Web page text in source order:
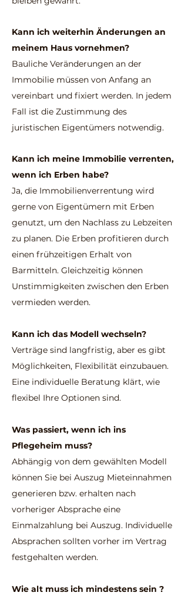
Kann ich weiterhin Änderungen an
meinem Haus vornehmen?
Bauliche Veränderungen an der
Immobilie müssen von Anfang an
vereinbart und fixiert werden. In jedem
Fall ist die Zustimmung des
juristischen Eigentümers notwendig.
Kann ich meine Immobilie verrenten,
wenn ich Erben habe?
Ja, die Immobilienverrentung wird
gerne von Eigentümern mit Erben
genutzt, um den Nachlass zu Lebzeiten
zu planen. Die Erben profitieren durch
einen frühzeitigen Erhalt von
Barmitteln. Gleichzeitig können
Unstimmigkeiten zwischen den Erben
vermieden werden.
Kann ich das Modell wechseln?
Verträge sind langfristig, aber es gibt
Möglichkeiten, Flexibilität einzubauen.
Eine individuelle Beratung klärt, wie
flexibel Ihre Optionen sind.
Was passiert, wenn ich ins
Pflegeheim muss?
Abhängig von dem gewählten Modell
können Sie bei Auszug Mieteinnahmen
generieren bzw. erhalten nach
vorheriger Absprache eine
Einmalzahlung bei Auszug. Individuelle
Absprachen sollten vorher im Vertrag
festgehalten werden.
Wie alt muss ich mindestens sein ?